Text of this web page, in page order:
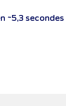
~5,3 secondes